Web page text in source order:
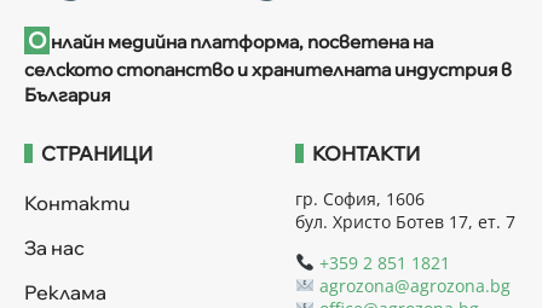
О нлайн медийна платформа, посветена на
селското стопанство и хранителната индустрия в
България
СТРАНИЦИ
Контакти
За нас
Реклама
КОНТАКТИ
гр. София, 1606
бул. Христо Ботев 17, ет. 7
+359 2 851 1821
agrozona@agrozona.bg